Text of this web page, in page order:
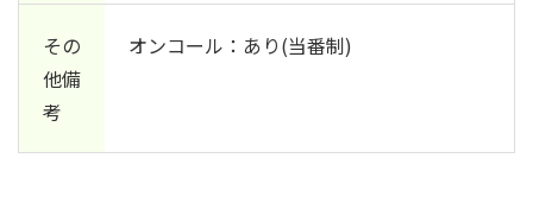
その
他備
考
オンコール：あり(当番制)